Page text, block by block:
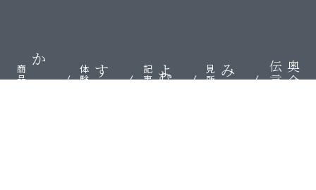
かう
商品 する
体験 よむ
記事 みる
見所 奥会津
伝言板